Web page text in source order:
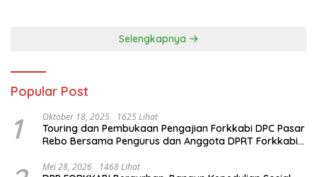
Selengkapnya
Popular Post
1 Oktober 18, 2025 1625 Lihat
Touring dan Pembukaan Pengajian Forkkabi DPC Pasar
Rebo Bersama Pengurus dan Anggota DPRT Forkkabi
Mei 28, 2026 1468 Lihat